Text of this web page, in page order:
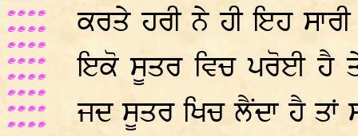
ਕਰਤੇ ਹਰੀ ਨੇ ਹੀ ਇਹ ਸਾਰੀ
ਇਕੋ ਸੂਤਰ ਵਿਚ ਪਰੋਈ ਹੈ ਤੇ
ਜਦ ਸੂਤਰ ਖਿਚ ਲੈਂਦਾ ਹੈ ਤਾਂ